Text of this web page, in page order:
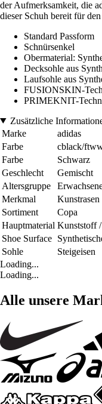
der Aufmerksamkeit, die
dieser Schuh bereit für
Standard Passform
Schnürsenkel
Obermaterial:
Decksohle aus
Laufsohle aus
FUSIONSKIN-
PRIMEKNIT-
Zusätzliche
Marke
adidas
Farbe
cblack/
Farbe
Schwarz
Geschlecht
Gemischt
Altersgruppe
Merkmal
Kunstrasen
Sortiment
Copa
Hauptmaterial Kunststoff
Shoe Surface
Sohle
Steigeisen
Loading...
Loading...
Alle unsere